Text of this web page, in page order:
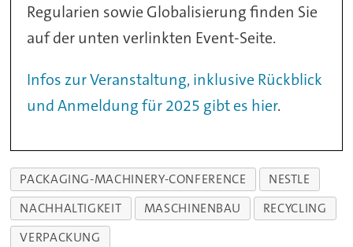
Regularien sowie Globalisierung finden Sie
auf der unten verlinkten Event-Seite.
Infos zur Veranstaltung, inklusive Rückblick
und Anmeldung für 2025 gibt es hier.
PACKAGING-MACHINERY-CONFERENCE
NESTLE
NACHHALTIGKEIT
MASCHINENBAU
RECYCLING
VERPACKUNG